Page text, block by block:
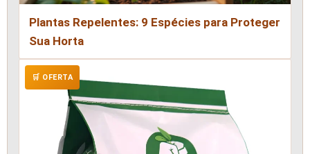
Plantas Repelentes: 9 Espécies para Proteger
Sua Horta
🛒 OFERTA